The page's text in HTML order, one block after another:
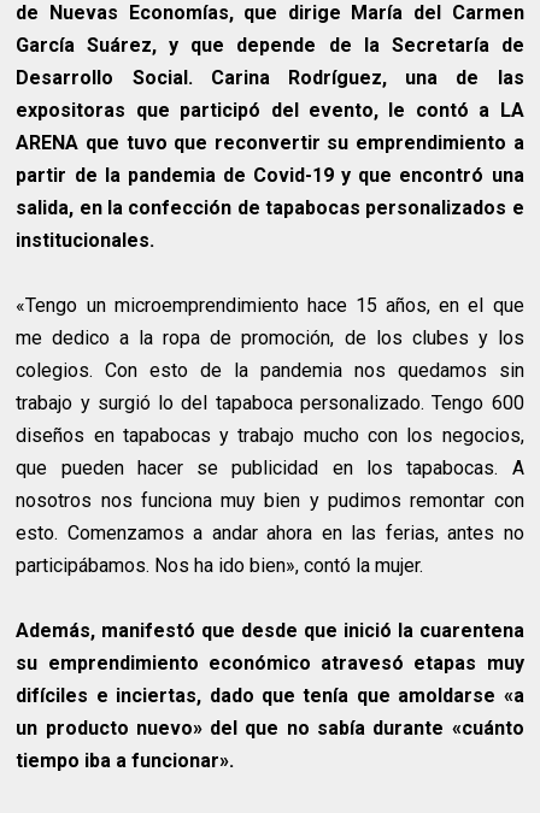
de Nuevas Economías, que dirige María del Carmen
García Suárez, y que depende de la Secretaría de
Desarrollo Social. Carina Rodríguez, una de las
expositoras que participó del evento, le contó a LA
ARENA que tuvo que reconvertir su emprendimiento a
partir de la pandemia de Covid-19 y que encontró una
salida, en la confección de tapabocas personalizados e
institucionales.
«Tengo un microemprendimiento hace 15 años, en el que
me dedico a la ropa de promoción, de los clubes y los
colegios. Con esto de la pandemia nos quedamos sin
trabajo y surgió lo del tapaboca personalizado. Tengo 600
diseños en tapabocas y trabajo mucho con los negocios,
que pueden hacer se publicidad en los tapabocas. A
nosotros nos funciona muy bien y pudimos remontar con
esto. Comenzamos a andar ahora en las ferias, antes no
participábamos. Nos ha ido bien», contó la mujer.
Además, manifestó que desde que inició la cuarentena
su emprendimiento económico atravesó etapas muy
difíciles e inciertas, dado que tenía que amoldarse «a
un producto nuevo» del que no sabía durante «cuánto
tiempo iba a funcionar».